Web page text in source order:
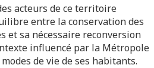
acteurs de ce territoire
entre la conservation des
et sa nécessaire reconversion
influencé par la Métropole
de vie de ses habitants.